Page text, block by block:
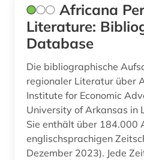
deutschland (5)
dialekt (1)
digital database (1)
digitalisat (1)
digitalisate (1)
Montenegro (3)
Niederlande (3)
Nordamerika (3)
Nordrhein-Westfalen (2)
Norwegen (9)
Africana
Literature:
Database
Die bibliographische
regionaler Literatur über
Institute for Economic
University of Arkansas in
Sie enthält über 184.000
englischsprachigen
Dezember 2023). Jede